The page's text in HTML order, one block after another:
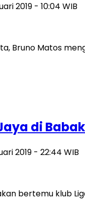
2019 - 10:04 WIB
Bruno Matos
di
2019 - 22:44 WIB
bertemu klub